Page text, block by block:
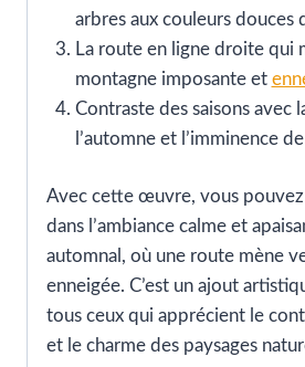
arbres aux couleurs douces
La route en ligne droite qui
montagne imposante et
Contraste des saisons avec
l’automne et l’imminence
Avec cette œuvre, vous
dans l’ambiance calme et
automnal, où une route mène
enneigée. C’est un ajout
tous ceux qui apprécient le
et le charme des paysages